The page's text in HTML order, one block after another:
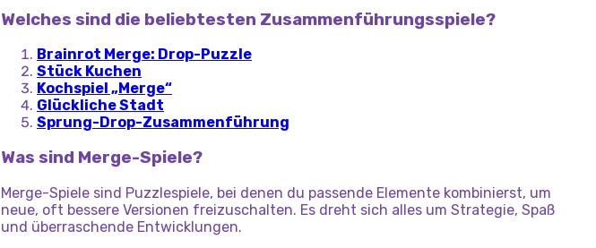
Welches sind die beliebtesten Zusammenführungsspiele?
Brainrot Merge: Drop-Puzzle
Stück Kuchen
Kochspiel „Merge“
Glückliche Stadt
Sprung-Drop-Zusammenführung
Was sind Merge-Spiele?
Merge-Spiele sind Puzzlespiele, bei denen du passende Elemente kombinierst, um
neue, oft bessere Versionen freizuschalten. Es dreht sich alles um Strategie, Spaß
und überraschende Entwicklungen.